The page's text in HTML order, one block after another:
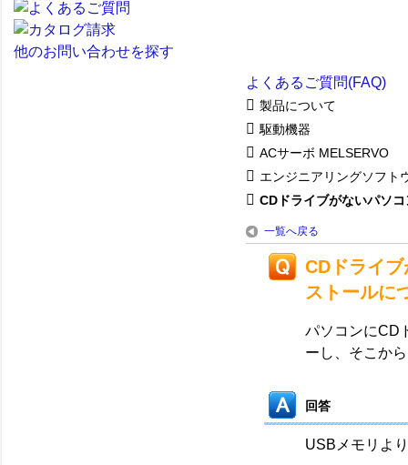
他のお問い合わせを探す
よくあるご質問(FAQ)
製品について
駆動機器
ACサーボ MELSERVO
エンジニアリングソフト
CDドライブがないパソ
一覧へ戻る
CDドライ
ストールに
パソコンにCD
ーし、そこか
回答
USBメモリよ